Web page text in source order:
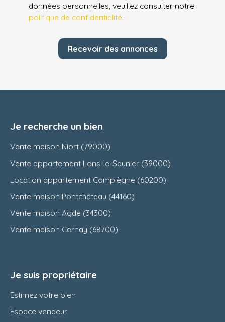
données personnelles, veuillez consulter notre
politique de confidentialité.
Recevoir des annonces
Je recherche un bien
Vente maison Niort (79000)
Vente appartement Lons-le-Saunier (39000)
Location appartement Compiègne (60200)
Vente maison Pontchâteau (44160)
Vente maison Agde (34300)
Vente maison Cernay (68700)
Je suis propriétaire
Estimez votre bien
Espace vendeur